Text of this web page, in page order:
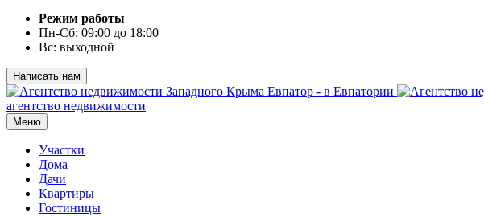
Режим работы
Пн-Сб: 09:00 до 18:00
Вс: выходной
Написать нам
агентство недвижимости
Меню
Участки
Дома
Дачи
Квартиры
Гостиницы